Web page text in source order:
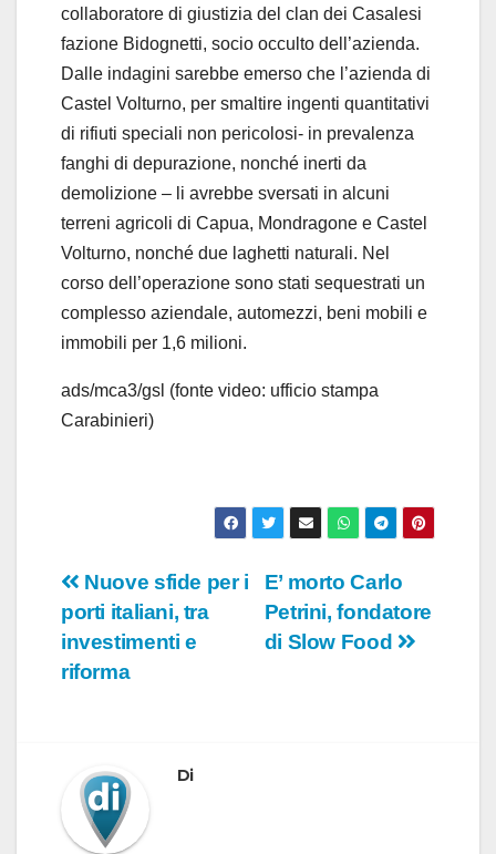
collaboratore di giustizia del clan dei Casalesi
fazione Bidognetti, socio occulto dell’azienda.
Dalle indagini sarebbe emerso che l’azienda di
Castel Volturno, per smaltire ingenti quantitativi
di rifiuti speciali non pericolosi- in prevalenza
fanghi di depurazione, nonché inerti da
demolizione – li avrebbe sversati in alcuni
terreni agricoli di Capua, Mondragone e Castel
Volturno, nonché due laghetti naturali. Nel
corso dell’operazione sono stati sequestrati un
complesso aziendale, automezzi, beni mobili e
immobili per 1,6 milioni.
ads/mca3/gsl (fonte video: ufficio stampa
Carabinieri)
Navigazione
articoli
E’ morto Carlo
Petrini, fondatore
di Slow Food
Nuove sfide per i
porti italiani, tra
investimenti e
riforma
Di